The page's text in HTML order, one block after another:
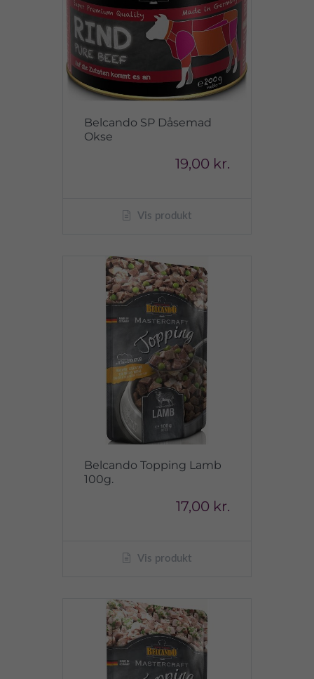
Belcando SP Dåsemad
Okse
19,00 kr.
Vis produkt
Belcando Topping Lamb
100g.
17,00 kr.
Vis produkt